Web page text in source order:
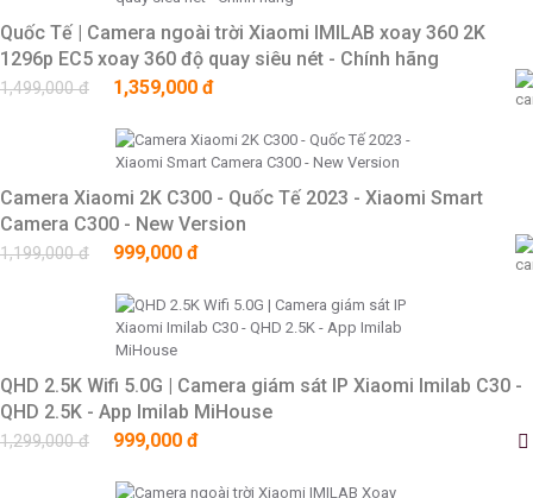
Quốc Tế | Camera ngoài trời Xiaomi IMILAB xoay 360 2K
1296p EC5 xoay 360 độ quay siêu nét - Chính hãng
1,499,000 đ 1,359,000 đ
Camera Xiaomi 2K C300 - Quốc Tế 2023 - Xiaomi Smart
Camera C300 - New Version
1,199,000 đ 999,000 đ
QHD 2.5K Wifi 5.0G | Camera giám sát IP Xiaomi Imilab C30 -
QHD 2.5K - App Imilab MiHouse
1,299,000 đ 999,000 đ